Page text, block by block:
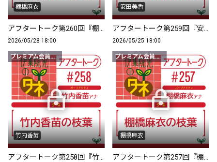
棚橋麻衣
アフタートーク第260回『棚橋麻衣の枝葉』
2026/05/28 18:00
安田美香
アフタートーク第259回『安田美香の枝葉』
2026/05/25 18:00
プレミアム会員限定
竹内香苗
アフタートーク第258回『竹内香苗の枝葉』
プレミアム会員限定
棚橋麻衣
アフタートーク第257回『棚橋麻衣の枝葉』